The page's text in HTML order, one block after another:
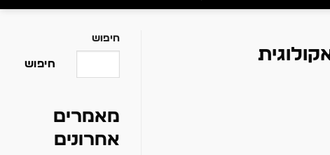
חיפוש
חיפוש
מאמרים
אחרונים